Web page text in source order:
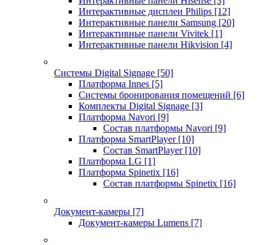
Интерактивные дисплеи Philips [12]
Интерактивные панели Samsung [20]
Интерактивные панели Vivitek [1]
Интерактивные панели Hikvision [4]
Системы Digital Signage [50]
Платформа Innes [5]
Системы бронирования помещений [6]
Комплекты Digital Signage [3]
Платформа Navori [9]
Состав платформы Navori [9]
Платформа SmartPlayer [10]
Состав SmartPlayer [10]
Платформа LG [1]
Платформа Spinetix [16]
Состав платформы Spinetix [16]
Документ-камеры [7]
Документ-камеры Lumens [7]